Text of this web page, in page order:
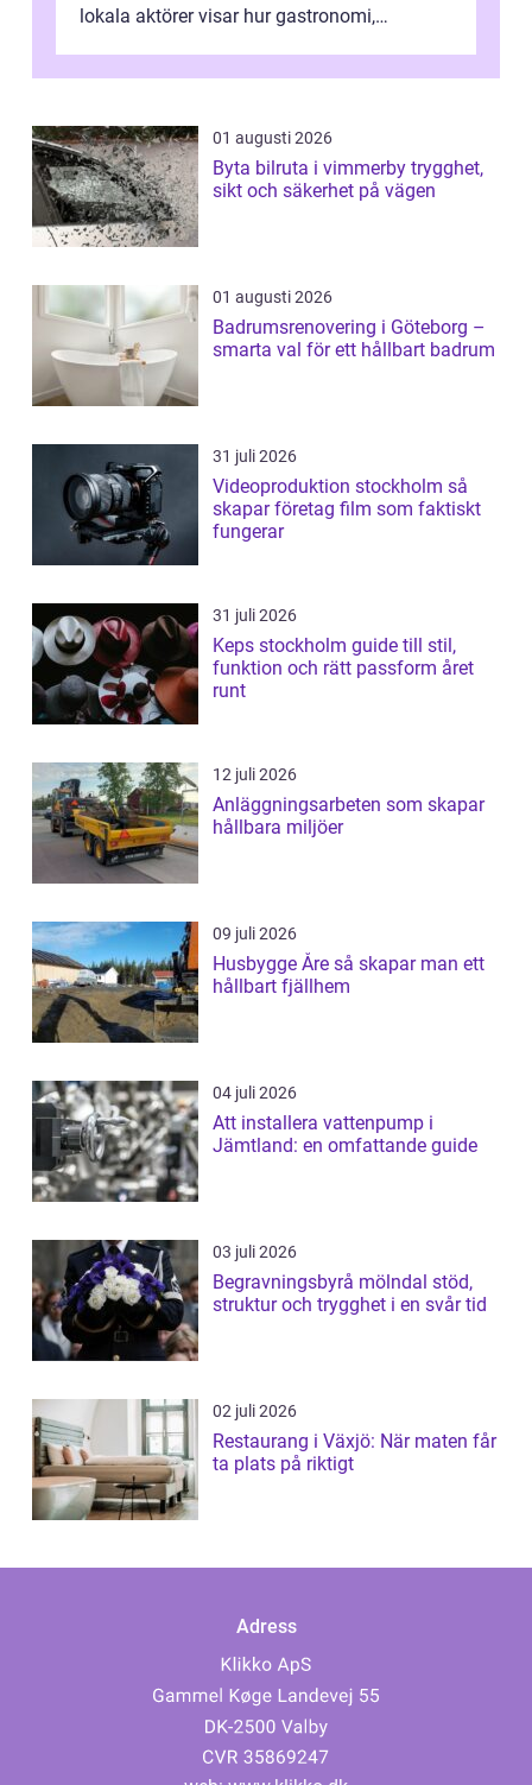
lokala aktörer visar hur gastronomi,
01 augusti 2026
Byta bilruta i vimmerby trygghet,
sikt och säkerhet på vägen
01 augusti 2026
Badrumsrenovering i Göteborg –
smarta val för ett hållbart badrum
31 juli 2026
Videoproduktion stockholm så
skapar företag film som faktiskt
fungerar
31 juli 2026
Keps stockholm guide till stil,
funktion och rätt passform året
runt
12 juli 2026
Anläggningsarbeten som skapar
hållbara miljöer
09 juli 2026
Husbygge Åre så skapar man ett
hållbart fjällhem
04 juli 2026
Att installera vattenpump i
Jämtland: en omfattande guide
03 juli 2026
Begravningsbyrå mölndal stöd,
struktur och trygghet i en svår tid
02 juli 2026
Restaurang i Växjö: När maten får
ta plats på riktigt
Adress